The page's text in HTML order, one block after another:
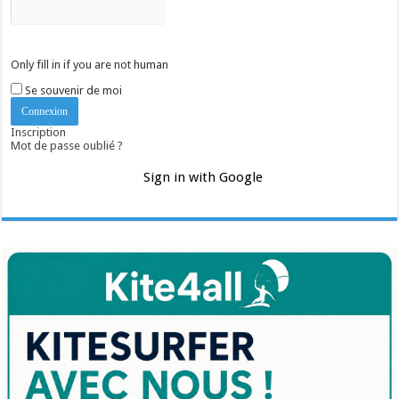
Only fill in if you are not human
Se souvenir de moi
Inscription
Mot de passe oublié ?
Sign in with Google